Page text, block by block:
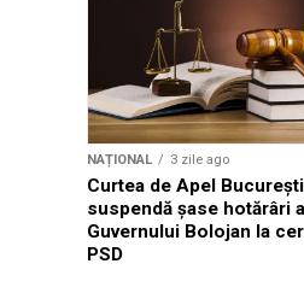
NAȚIONAL 3 zile ago
Curtea de Apel București
suspendă șase hotărâri
Guvernului Bolojan la
PSD